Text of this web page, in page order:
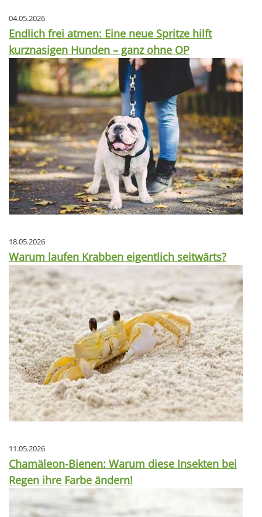
04.05.2026
Endlich frei atmen: Eine neue Spritze hilft
kurznasigen Hunden – ganz ohne OP
18.05.2026
Warum laufen Krabben eigentlich seitwärts?
11.05.2026
Chamäleon-Bienen: Warum diese Insekten bei
Regen ihre Farbe ändern!